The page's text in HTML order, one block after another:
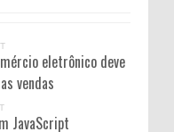
eletrônico deve
vendas
JavaScript